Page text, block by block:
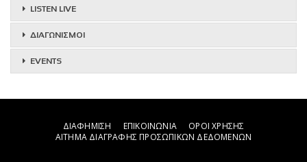
LISTEN LIVE
ΔΙΑΓΩΝΙΣΜΟΙ
EVENTS
ΔΙΑΦΗΜΙΣΗ ΕΠΙΚΟΙΝΩΝΙΑ
ΟΡΟΙ ΧΡΗΣΗΣ
ΑΙΤΗΜΑ ΔΙΑΓΡΑΦΗΣ ΠΡΟΣΩΠΙΚΩΝ ΔΕΔΟΜΕΝΩΝ